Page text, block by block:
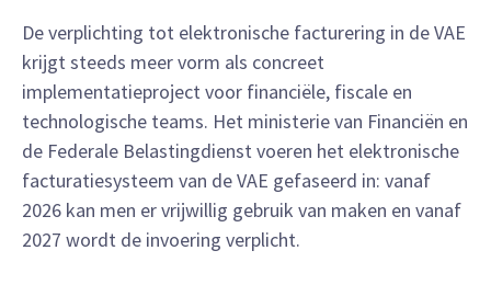
De verplichting tot elektronische facturering in de VAE
krijgt steeds meer vorm als concreet
implementatieproject voor financiële, fiscale en
technologische teams. Het ministerie van Financiën en
de Federale Belastingdienst voeren het elektronische
facturatiesysteem van de VAE gefaseerd in: vanaf
2026 kan men er vrijwillig gebruik van maken en vanaf
2027 wordt de invoering verplicht.